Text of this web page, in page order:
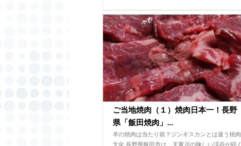
ご当地焼肉（１）焼肉日本一！長野
県「飯田焼肉」...
羊の焼肉は当たり前？ジンギスカンとは違う焼肉
文化 長野県飯田市は、天竜川の険しい渓谷が続く